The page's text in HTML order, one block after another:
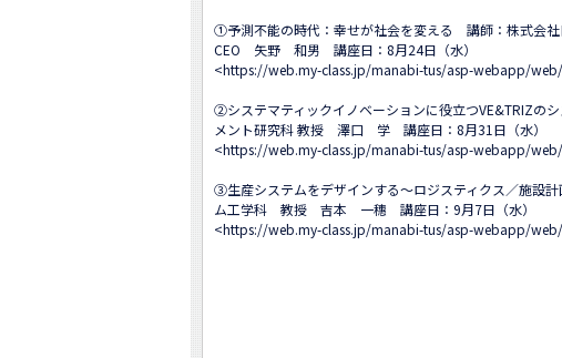
①予測不能の時代：幸せが社会を変える　講師：株式会
CEO　矢野　和男　講座日：8月24日（水）
<https://web.my-class.jp/manabi-tus/asp-webapp/
②システマティックイノベーションに役立つVE&TRIZの
メント研究科 教授　澤口　学　講座日：8月31日（水）
<https://web.my-class.jp/manabi-tus/asp-webapp/
③生産システムをデザインする～ロジスティクス／施設
ム工学科　教授　吉本　一穗　講座日：9月7日（水）
<https://web.my-class.jp/manabi-tus/asp-webapp/